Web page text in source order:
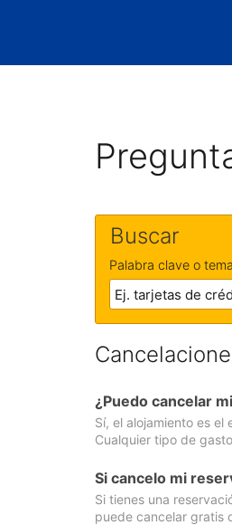
Buscar
Palabra clave o tema
¿Puedo cancelar
Sí, el alojamiento es
Cualquier tipo de
Si cancelo mi
Si tienes una
puede cancelar gratis